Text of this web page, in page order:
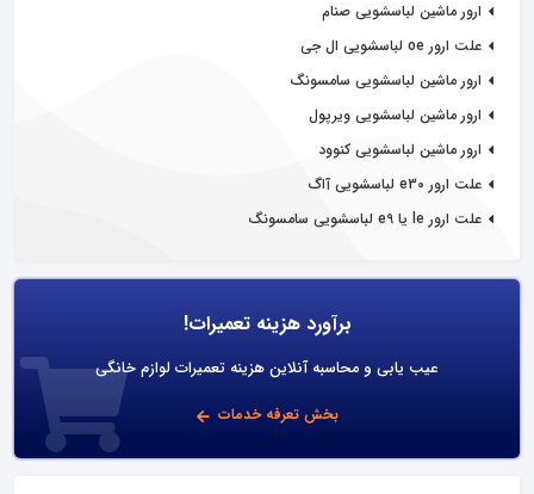
ارور ماشین لباسشویی صنام
علت ارور oe لباسشویی ال جی
ارور ماشین لباسشویی سامسونگ
ارور ماشین لباسشویی ویرپول
ارور ماشین لباسشویی کنوود
علت ارور e30 لباسشویی آاگ
علت ارور le یا e9 لباسشویی سامسونگ
برآورد هزینه تعمیرات!
عیب یابی و محاسبه آنلاین هزینه تعمیرات لوازم خانگی
بخش تعرفه خدمات